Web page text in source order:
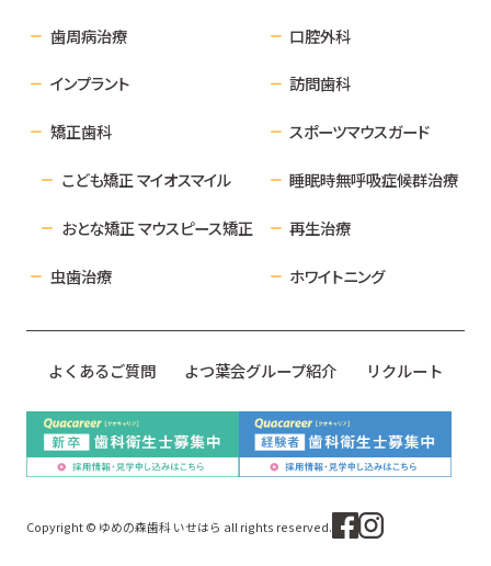
歯周病治療
インプラント
矯正歯科
こども矯正 マイオスマイル
おとな矯正 マウスピース矯正
虫歯治療
口腔外科
訪問歯科
スポーツマウスガード
睡眠時無呼吸症候群治療
再生治療
ホワイトニング
よくあるご質問 よつ葉会グループ紹介 リクルート
Copyright © ゆめの森歯科 いせはら all rights reserved.